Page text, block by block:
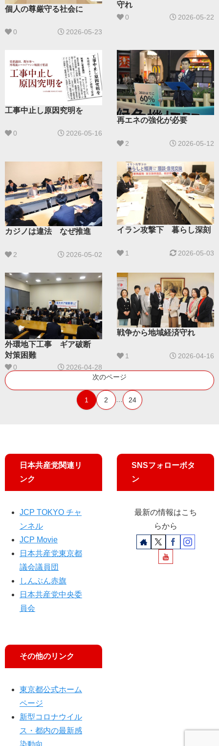
個人の尊厳守る社会に
0 2026-05-23
守れ
0 2026-05-22
工事中止し原因究明を
0 2026-05-16
再エネの強化が必要
2 2026-05-12
カジノは違法 なぜ推進
2 2026-05-02
イラン攻撃下 暮らし深刻
1 2026-05-03
外環地下工事 ギア破断
対策困難
0 2026-04-28
戦争から地域経済守れ
1 2026-04-16
次のページ
1 2 … 24
日本共産党関連リ
ンク
JCP TOKYO チャ
ンネル
JCP Movie
日本共産党東京都
議会議員団
しんぶん赤旗
日本共産党中央委
員会
その他のリンク
東京都公式ホーム
ページ
新型コロナウイル
ス・都内の最新感
SNSフォローボタ
ン
最新の情報はこち
らから